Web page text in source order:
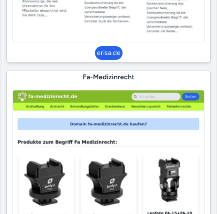
erisa.de
Fa-Medizinrecht